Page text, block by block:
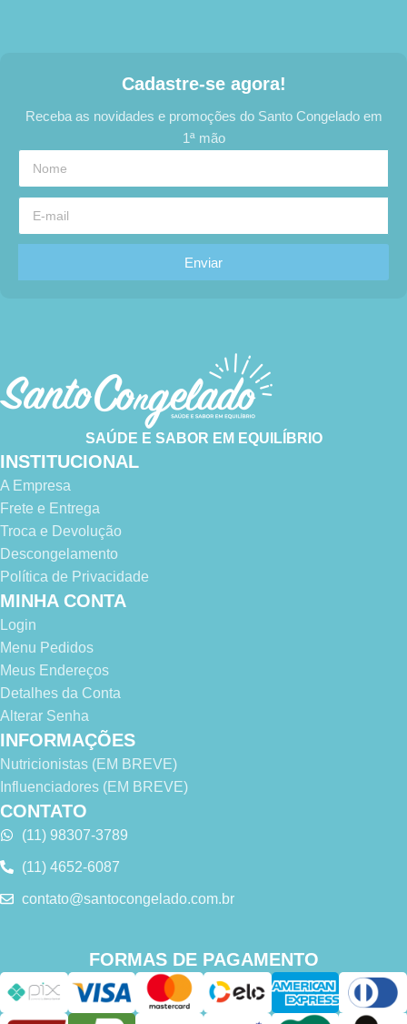
Cadastre-se agora!
Receba as novidades e promoções do Santo Congelado em
1ª mão
Enviar
SAÚDE E SABOR EM EQUILÍBRIO
INSTITUCIONAL
A Empresa
Frete e Entrega
Troca e Devolução
Descongelamento
Política de Privacidade
MINHA CONTA
Login
Menu Pedidos
Meus Endereços
Detalhes da Conta
Alterar Senha
INFORMAÇÕES
Nutricionistas (EM BREVE)
Influenciadores (EM BREVE)
CONTATO
(11) 98307-3789
(11) 4652-6087
contato@santocongelado.com.br
FORMAS DE PAGAMENTO